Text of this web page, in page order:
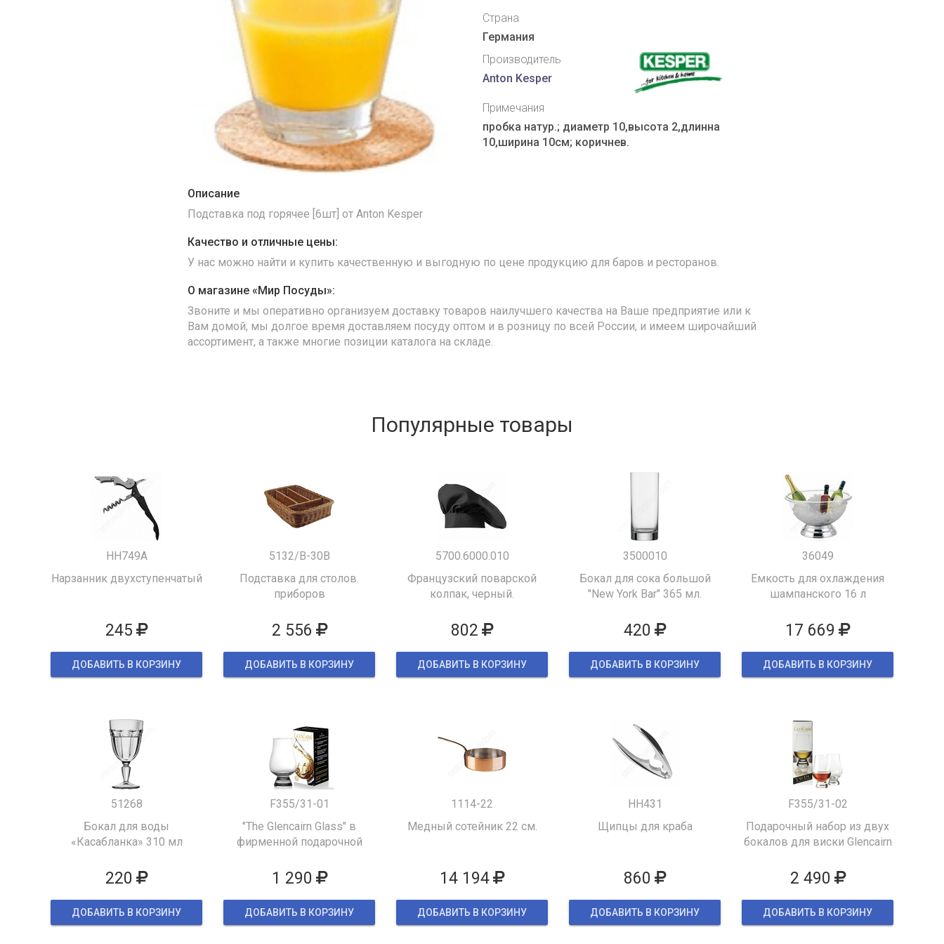
Страна
Германия
Производитель
Anton Kesper
Примечания
пробка натур.; диаметр 10,высота 2,длинна
10,ширина 10см; коричнев.
Описание
Подставка под горячее [6шт] от Anton Kesper
Качество и отличные цены:
У нас можно найти и купить качественную и выгодную по цене продукцию для баров и ресторанов.
О магазине «Мир Посуды»:
Звоните и мы оперативно организуем доставку товаров наилучшего качества на Ваше предприятие или к
Вам домой, мы долгое время доставляем посуду оптом и в розницу по всей России, и имеем широчайший
ассортимент, а также многие позиции каталога на складе.
Популярные товары
HH749A
Нарзанник двухступенчатый
245
ДОБАВИТЬ В КОРЗИНУ
5132/B-30B
Подставка для столов.
приборов
2 556
ДОБАВИТЬ В КОРЗИНУ
5700.6000.010
Французский поварской
колпак, черный.
802
ДОБАВИТЬ В КОРЗИНУ
3500010
Бокал для сока большой
"New York Bar" 365 мл.
420
ДОБАВИТЬ В КОРЗИНУ
36049
Емкость для охлаждения
шампанского 16 л
17 669
ДОБАВИТЬ В КОРЗИНУ
51268
Бокал для воды
«Касабланка» 310 мл
220
ДОБАВИТЬ В КОРЗИНУ
F355/31-01
"The Glencairn Glass" в
фирменной подарочной
1 290
ДОБАВИТЬ В КОРЗИНУ
1114-22
Медный сотейник 22 см.
14 194
ДОБАВИТЬ В КОРЗИНУ
HH431
Щипцы для краба
860
ДОБАВИТЬ В КОРЗИНУ
F355/31-02
Подарочный набор из двух
бокалов для виски Glencairn
2 490
ДОБАВИТЬ В КОРЗИНУ